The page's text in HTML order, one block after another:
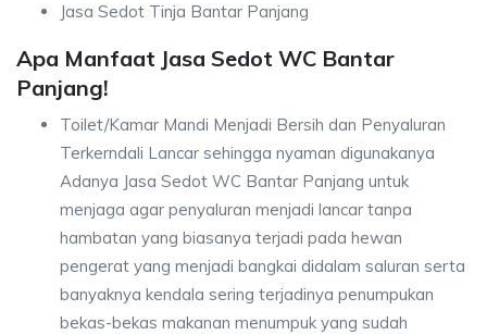
Jasa Sedot Tinja Bantar Panjang
Apa Manfaat Jasa Sedot WC Bantar
Panjang!
Toilet/Kamar Mandi Menjadi Bersih dan Penyaluran
Terkerndali Lancar sehingga nyaman digunakanya
Adanya Jasa Sedot WC Bantar Panjang untuk
menjaga agar penyaluran menjadi lancar tanpa
hambatan yang biasanya terjadi pada hewan
pengerat yang menjadi bangkai didalam saluran serta
banyaknya kendala sering terjadinya penumpukan
bekas-bekas makanan menumpuk yang sudah